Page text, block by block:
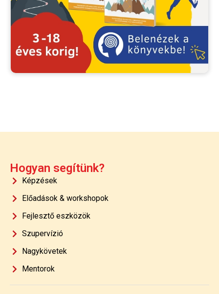
Hogyan segítünk?
Képzések
Előadások & workshopok
Fejlesztő eszközök
Szupervízió
Nagykövetek
Mentorok